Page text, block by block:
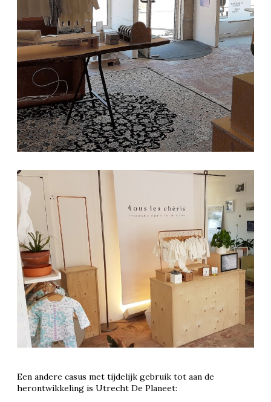
Een andere casus met tijdelijk gebruik tot aan de
herontwikkeling is Utrecht De Planeet: